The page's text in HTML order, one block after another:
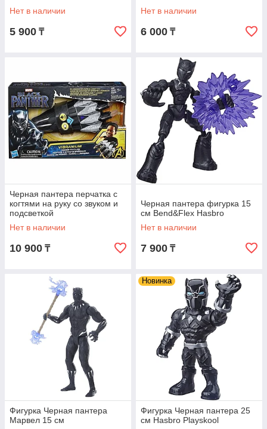
Нет в наличии
5 900 ₸
Нет в наличии
6 000 ₸
Черная пантера перчатка с
когтями на руку со звуком и
подсветкой
Нет в наличии
10 900 ₸
Черная пантера фигурка 15
см Bend&Flex Hasbro
Нет в наличии
7 900 ₸
Фигурка Черная пантера
Марвел 15 см
Новинка
Фигурка Черная пантера 25
см Hasbro Playskool